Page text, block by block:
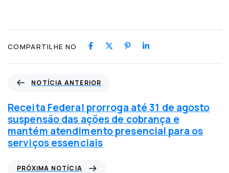
COMPARTILHE NO
t
í
c
i
a
NOTÍCIA ANTERIOR
Receita Federal prorroga até 31 de agosto
suspensão das ações de cobrança e
mantém atendimento presencial para os
serviços essenciais
PRÓXIMA NOTÍCIA